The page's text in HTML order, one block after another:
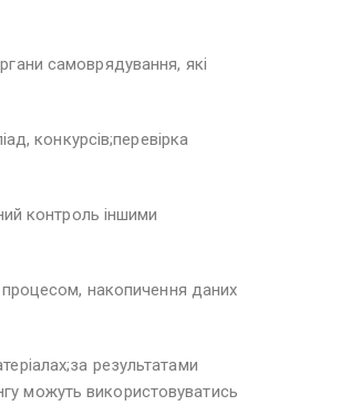
самоврядування, які
конкурсів;перевірка
контроль іншими
процесом, накопичення даних
результатами
можуть використовуватись